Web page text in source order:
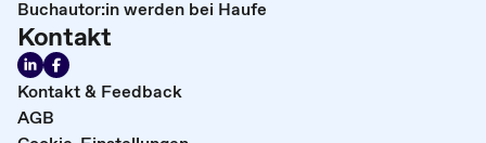
Buchautor:in werden bei Haufe
Kontakt
Kontakt & Feedback
AGB